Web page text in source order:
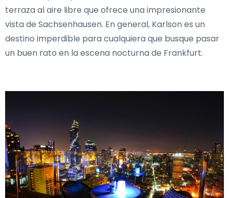
terraza al aire libre que ofrece una impresionante
vista de Sachsenhausen. En general, Karlson es un
destino imperdible para cualquiera que busque pasar
un buen rato en la escena nocturna de Frankfurt.